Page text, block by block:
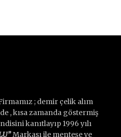
; demir çelik alım
, kısa zamanda göstermiş
kanıtlayıp 1996 yılı
Markası ile menteşe ve